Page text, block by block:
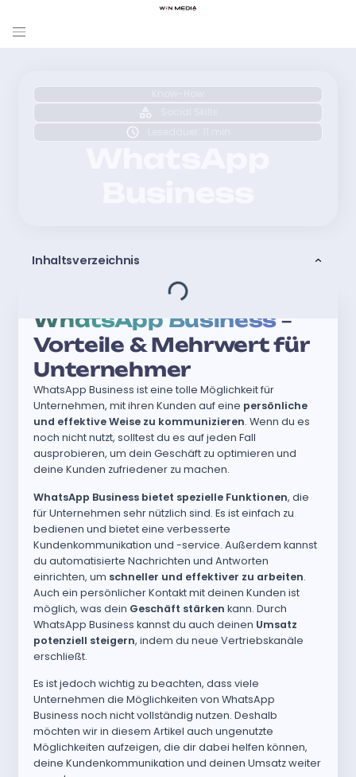
Inhaltsverzeichnis
WhatsApp Business –
Vorteile & Mehrwert für
Unternehmer
WhatsApp Business ist eine tolle Möglichkeit für
Unternehmen, mit ihren Kunden auf eine persönliche
und effektive Weise zu kommunizieren. Wenn du es
noch nicht nutzt, solltest du es auf jeden Fall
ausprobieren, um dein Geschäft zu optimieren und
deine Kunden zufriedener zu machen.
WhatsApp Business bietet spezielle Funktionen, die
für Unternehmen sehr nützlich sind. Es ist einfach zu
bedienen und bietet eine verbesserte
Kundenkommunikation und -service. Außerdem kannst
du automatisierte Nachrichten und Antworten
einrichten, um schneller und effektiver zu arbeiten.
Auch ein persönlicher Kontakt mit deinen Kunden ist
möglich, was dein Geschäft stärken kann. Durch
WhatsApp Business kannst du auch deinen Umsatz
potenziell steigern, indem du neue Vertriebskanäle
erschließt.
Es ist jedoch wichtig zu beachten, dass viele
Unternehmen die Möglichkeiten von WhatsApp
Business noch nicht vollständig nutzen. Deshalb
möchten wir in diesem Artikel auch ungenutzte
Möglichkeiten aufzeigen, die dir dabei helfen können,
deine Kundenkommunikation und deinen Umsatz weiter